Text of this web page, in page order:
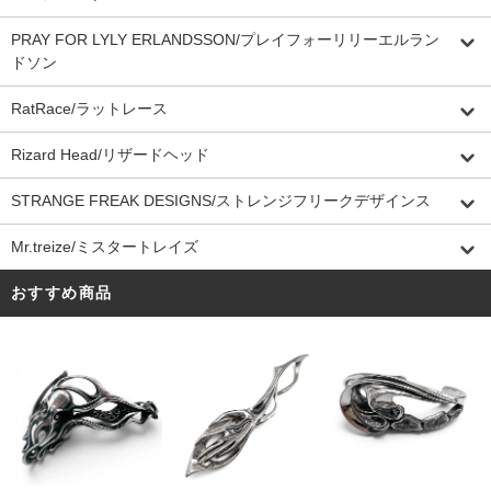
PRAY FOR LYLY ERLANDSSON/プレイフォーリリーエルラン
ドソン
RatRace/ラットレース
Rizard Head/リザードヘッド
STRANGE FREAK DESIGNS/ストレンジフリークデザインス
Mr.treize/ミスタートレイズ
おすすめ商品